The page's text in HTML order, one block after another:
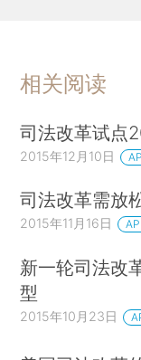
相关阅读
司法改革试点
2015年12月10日
司法改革需放
2015年11月16日
新一轮司法改
型
2015年10月23日